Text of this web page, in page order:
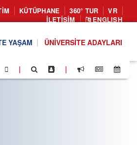
KÜTÜPHANE 360° TUR
VR
İLETIŞIM
ENGLISH
YAŞAM ÜNIVERSITE ADAYLARI
| |